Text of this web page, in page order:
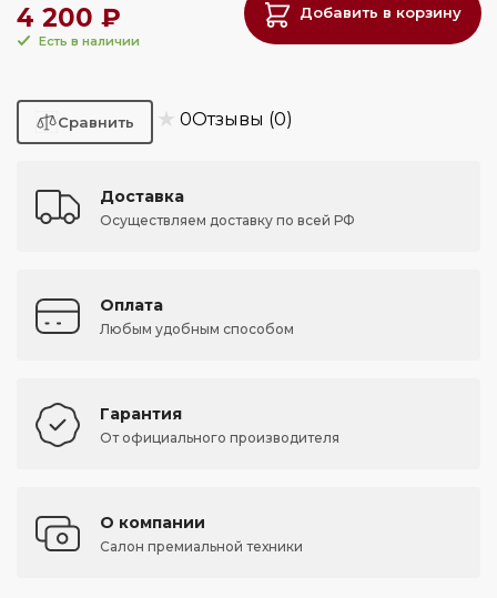
4 200 ₽
Есть в наличии
Добавить в корзину
★ 0Отзывы (0)
Доставка
Осуществляем доставку по всей РФ
Оплата
Любым удобным способом
Гарантия
От официального производителя
О компании
Салон премиальной техники